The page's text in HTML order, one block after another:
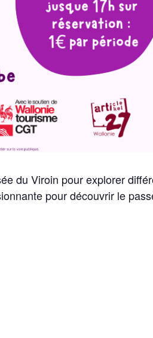
du Viroin pour explorer
pour découvrir le